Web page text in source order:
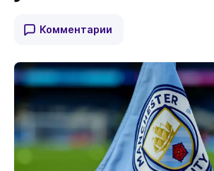
Комментарии